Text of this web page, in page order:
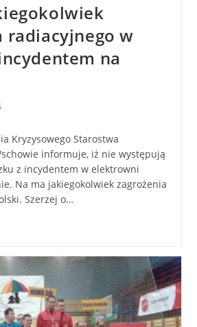
radiacyjnego w
na
Kryzysowego Starostwa
informuje, iż nie występują
z incydentem w elektrowni
Na ma jakiegokolwiek zagrożenia
Szerzej o…